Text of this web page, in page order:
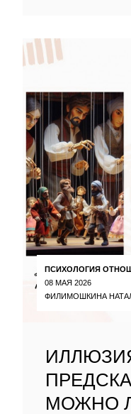
ПСИХОЛОГИЯ
08 МАЯ 2026
ФИЛИМОШКИНА
МОЖНО